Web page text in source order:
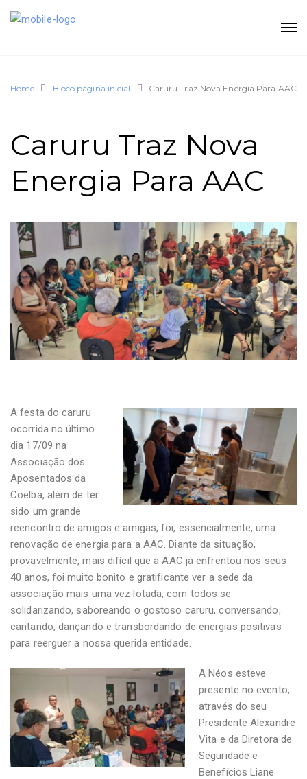
Home Bloco página inicial Caruru Traz Nova Energia Para AAC
Caruru Traz Nova
Energia Para AAC
A festa do caruru
ocorrida no último
dia 17/09 na
Associação dos
Aposentados da
Coelba, além de ter
sido um grande
reencontro de amigos e amigas, foi, essencialmente, uma
renovação de energia para a AAC. Diante da situação,
provavelmente, mais difícil que a AAC já enfrentou nos seus
40 anos, foi muito bonito e gratificante ver a sede da
associação mais uma vez lotada, com todos se
solidarizando, saboreando o gostoso caruru, conversando,
cantando, dançando e transbordando de energias positivas
para reerguer a nossa querida entidade.
A Néos esteve
presente no evento,
através do seu
Presidente Alexandre
Vita e da Diretora de
Seguridade e
Benefícios Liane